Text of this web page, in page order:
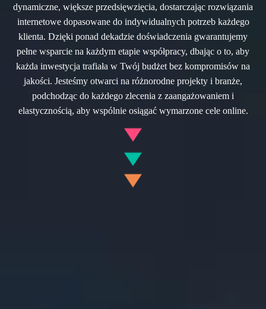
dynamiczne, większe przedsięwzięcia, dostarczając rozwiązania
internetowe dopasowane do indywidualnych potrzeb każdego
klienta. Dzięki ponad dekadzie doświadczenia gwarantujemy
pełne wsparcie na każdym etapie współpracy, dbając o to, aby
każda inwestycja trafiała w Twój budżet bez kompromisów na
jakości. Jesteśmy otwarci na różnorodne projekty i branże,
podchodząc do każdego zlecenia z zaangażowaniem i
elastycznością, aby wspólnie osiągać wymarzone cele online.